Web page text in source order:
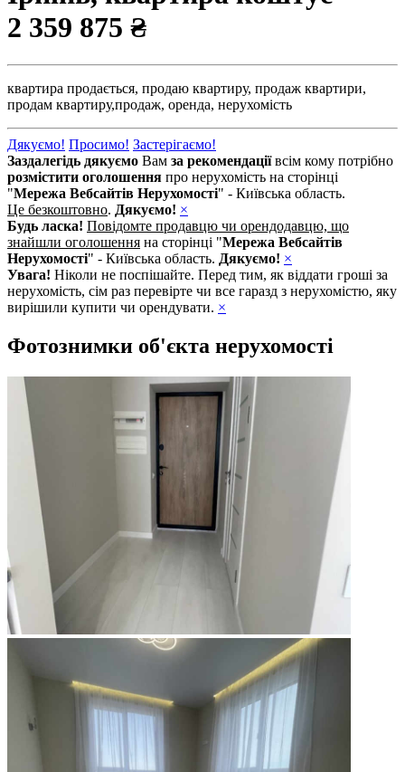
2 359 875 ₴
квартира продається, продаю квартиру, продаж квартири,
продам квартиру,продаж, оренда, нерухомість
Дякуємо! Просимо! Застерігаємо!
Заздалегідь дякуємо Вам за рекомендаціївсім кому потрібно
розмістити оголошення про нерухомість на сторінці
"Мережа Вебсайтів Нерухомості" - Київська область.
Це безкоштовно. Дякуємо! ×
Будь ласка! Повідомте продавцю чи орендодавцю, що
знайшли оголошення на сторінці "Мережа Вебсайтів
Нерухомості" - Київська область. Дякуємо! ×
Увага! Ніколи не поспішайте. Перед тим, як віддати гроші за
нерухомість, сім раз перевірте чи все гаразд з нерухомістю, яку
вирішили купити чи орендувати. ×
Фотознимки об'єкта нерухомості